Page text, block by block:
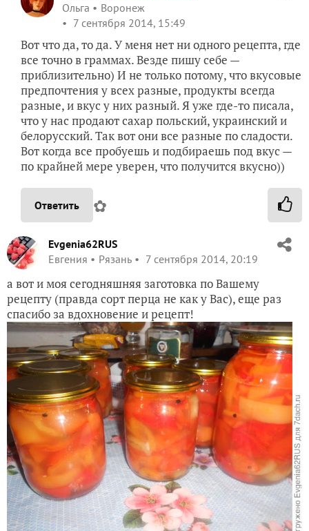
Ольга
Воронеж
7 сентября 2014, 15:49
Вот что да, то да. У меня нет ни одного рецепта, где
все точно в граммах. Везде пишу себе —
приблизительно) И не только потому, что вкусовые
предпочтения у всех разные, продукты всегда
разные, и вкус у них разный. Я уже где-то писала,
что у нас продают сахар польский, украинский и
белорусский. Так вот они все разные по сладости.
Вот когда все пробуешь и подбираешь под вкус —
по крайней мере уверен, что получится вкусно))
Ответить ✿
Evgenia62RUS
Евгения
Рязань 7 сентября 2014, 20:19
а вот и моя сегодняшняя заготовка по Вашему
рецепту (правда сорт перца не как у Вас), еще раз
спасибо за вдохновение и рецепт!